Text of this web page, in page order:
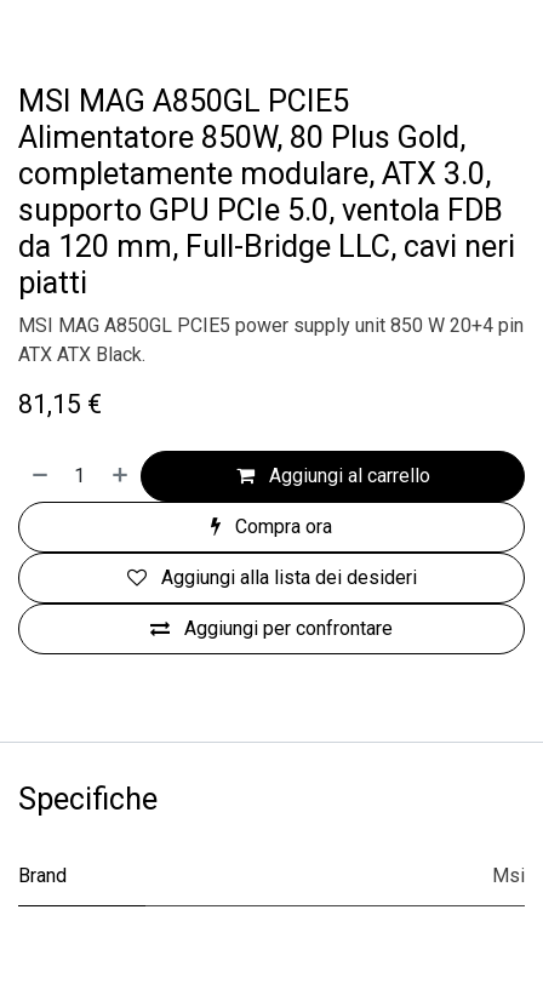
MSI MAG A850GL PCIE5
Alimentatore 850W, 80 Plus Gold,
completamente modulare, ATX 3.0,
supporto GPU PCIe 5.0, ventola FDB
da 120 mm, Full-Bridge LLC, cavi neri
piatti
MSI MAG A850GL PCIE5 power supply unit 850 W 20+4 pin
ATX ATX Black.
81,15 €
Aggiungi al carrello
Compra ora
Aggiungi per confrontare
Aggiungi alla lista dei desideri
Specifiche
Brand Msi